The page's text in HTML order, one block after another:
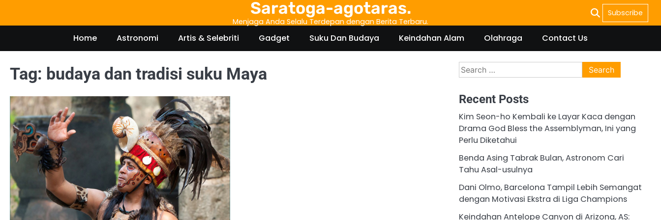
content
Saratoga-agotaras.
Menjaga Anda Selalu Terdepan dengan Berita Terbaru.
Subscribe
Home Astronomi Artis & Selebriti Gadget Suku Dan Budaya Keindahan Alam Olahraga Contact Us
Tag: budaya dan tradisi suku Maya
Search
for:
Recent Posts
Kim Seon-ho Kembali ke Layar Kaca dengan
Drama God Bless the Assemblyman, Ini yang
Perlu Diketahui
Benda Asing Tabrak Bulan, Astronom Cari
Tahu Asal-usulnya
Dani Olmo, Barcelona Tampil Lebih Semangat
dengan Motivasi Ekstra di Liga Champions
Keindahan Antelope Canyon di Arizona, AS: